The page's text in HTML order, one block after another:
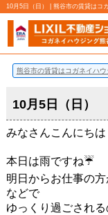
10月5日（日） | 熊谷市の賃貸はコ
熊谷市の賃貸はコガネイハウ
10月5日（日）
みなさんこんにちは
本日は雨ですね☔
明日からお仕事の
などで
ゆっくり過ごされ